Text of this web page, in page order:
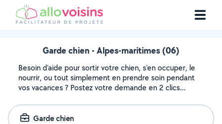
Garde chien - Alpes-maritimes (06)
Besoin d'aide pour sortir votre chien, s'en occuper, le
nourrir, ou tout simplement en prendre soin pendant
vos vacances ? Postez votre demande en 2 clics...
Garde chien